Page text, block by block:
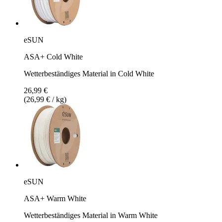
eSUN
ASA+ Cold White
Wetterbeständiges Material in Cold White
26,99 €
(26,99 € / kg)
eSUN
ASA+ Warm White
Wetterbeständiges Material in Warm White